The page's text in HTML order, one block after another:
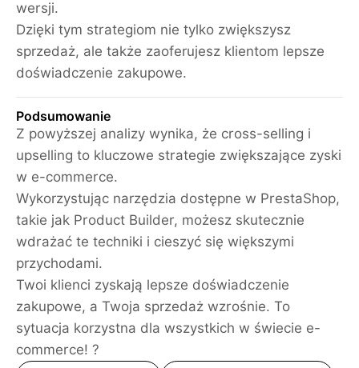
wersji.
Dzięki tym strategiom nie tylko zwiększysz
sprzedaż, ale także zaoferujesz klientom lepsze
doświadczenie zakupowe.
Podsumowanie
Z powyższej analizy wynika, że cross-selling i
upselling to kluczowe strategie zwiększające zyski
w e-commerce.
Wykorzystując narzędzia dostępne w PrestaShop,
takie jak Product Builder, możesz skutecznie
wdrażać te techniki i cieszyć się większymi
przychodami.
Twoi klienci zyskają lepsze doświadczenie
zakupowe, a Twoja sprzedaż wzrośnie. To
sytuacja korzystna dla wszystkich w świecie e-
commerce! ?